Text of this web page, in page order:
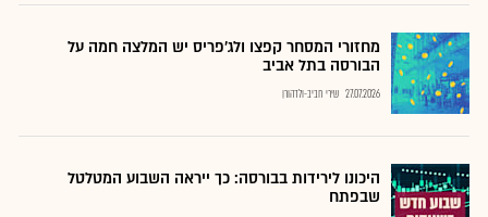
מחזורי המסחר קפצו ולג'פריס יש המלצה חמה על
הבורסה בתל אביב
27.07.2026 שירי חביב-ולדהורן
היכונו לירידות בבורסה: כך ייראה השבוע המטלטל
שבפתח